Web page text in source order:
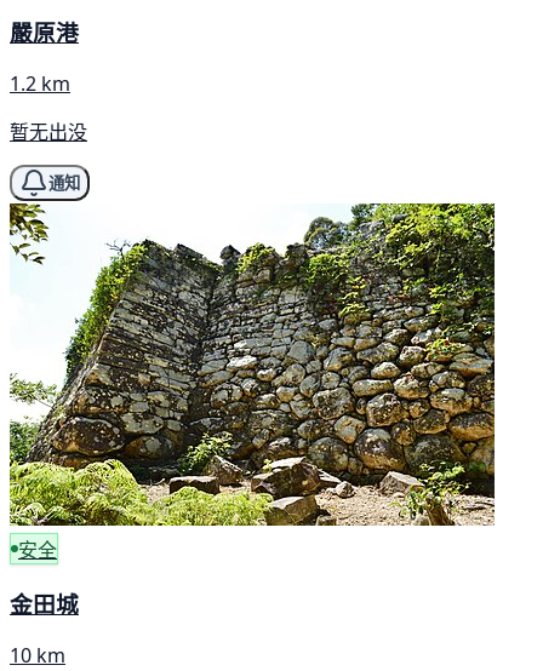
嚴原港
1.2 km
暂无出没
通知
安全
金田城
10 km